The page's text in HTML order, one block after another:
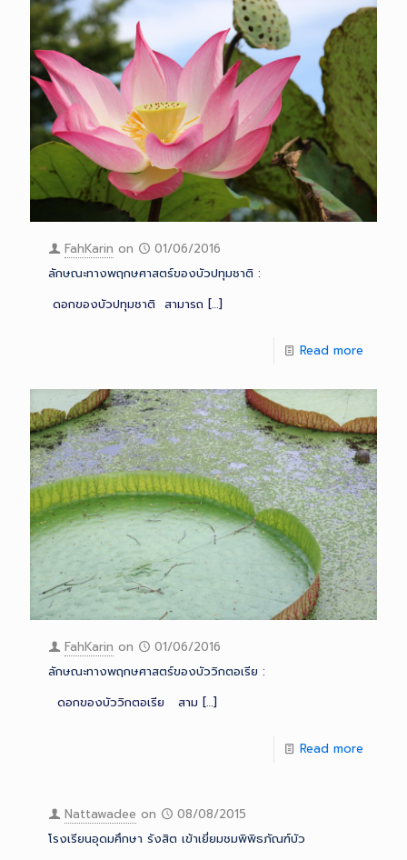
FahKarin on
01/06/2016
ลักษณะทางพฤกษศาสตร์ของบัวปทุมชาติ :
ดอกของบัวปทุมชาติ สามารถ […]
Read more
FahKarin on
01/06/2016
ลักษณะทางพฤกษศาสตร์ของบัววิกตอเรีย :
ดอกของบัววิกตอเรีย สาม […]
Read more
Nattawadee on
08/08/2015
โรงเรียนอุดมศึกษา รังสิต เข้าเยี่ยมชมพิพิธภัณฑ์บัว